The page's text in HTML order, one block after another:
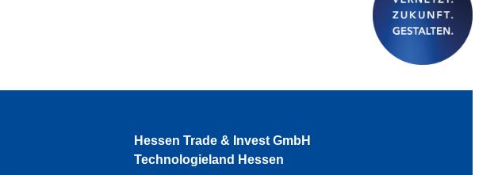
Hessen Trade & Invest GmbH
Technologieland Hessen